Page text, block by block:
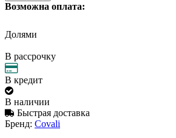
Возможна оплата:
Долями
В рассрочку
В кредит
В наличии
Быстрая доставка
Бренд: Covali